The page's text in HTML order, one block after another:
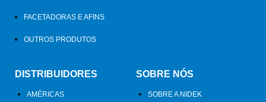
FACETADORAS E AFINS
OUTROS PRODUTOS
DISTRIBUIDORES
AMÉRICAS
SOBRE NÓS
SOBRE A NIDEK